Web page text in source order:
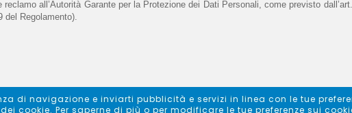
all’Autorità Garante per la Protezione dei Dati Personali, come previsto
del Regolamento).
di navigazione e inviarti pubblicità e servizi in linea con le tue
Per saperne di più o per modificare le tue preferenze sui